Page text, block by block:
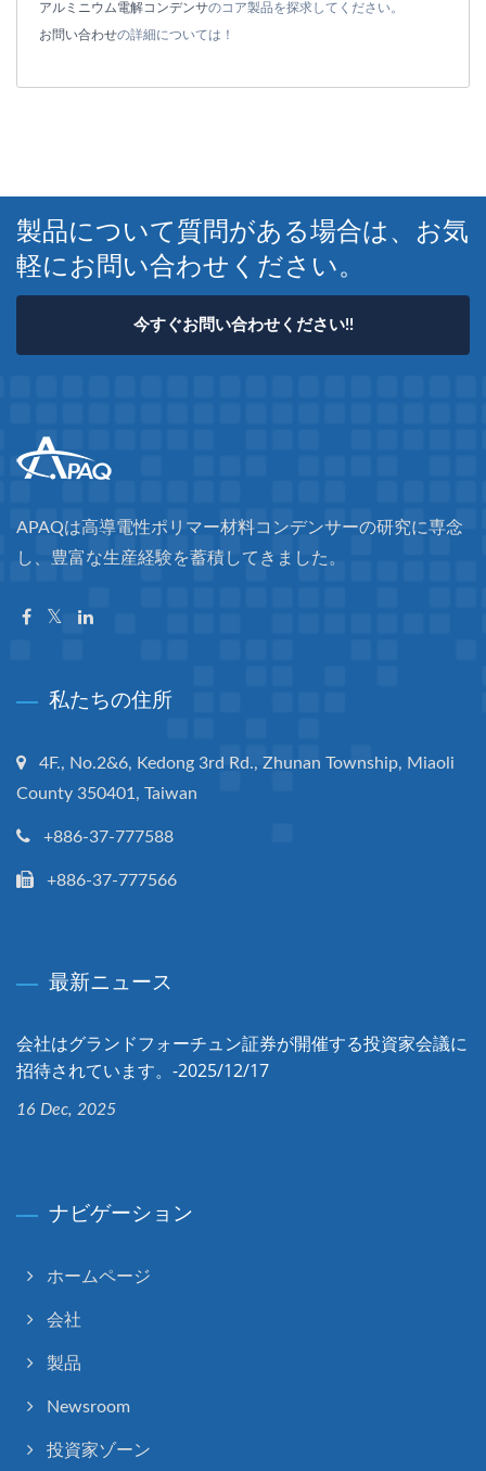
アルミニウム電解コンデンサのコア製品を探求してください。
お問い合わせの詳細については！
製品について質問がある場合は、お気
軽にお問い合わせください。
今すぐお問い合わせください!!
APAQは高導電性ポリマー材料コンデンサーの研究に専念
し、豊富な生産経験を蓄積してきました。
私たちの住所
4F., No.2&6, Kedong 3rd Rd., Zhunan Township, Miaoli
County 350401, Taiwan
+886-37-777588
+886-37-777566
最新ニュース
会社はグランドフォーチュン証券が開催する投資家会議に
招待されています。-2025/12/17
16 Dec, 2025
ナビゲーション
ホームページ
会社
製品
Newsroom
投資家ゾーン